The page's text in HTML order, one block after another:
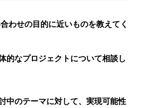
わせの目的に近いものを教えてく
的なプロジェクトについて相談し
中のテーマに対して、実現可能性